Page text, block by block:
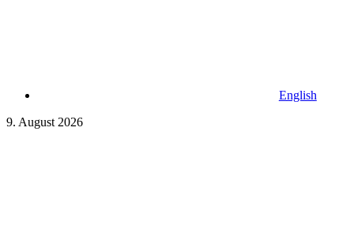
English
9. August 2026